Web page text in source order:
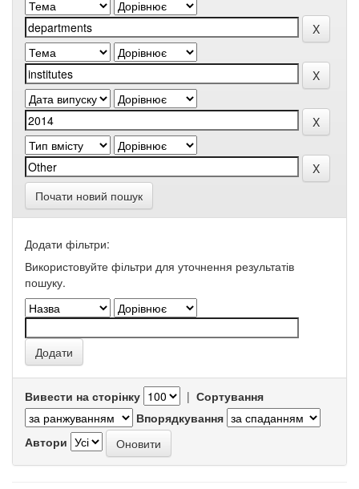
Почати новий пошук
Додати фільтри:
Використовуйте фільтри для уточнення результатів
пошуку.
Вивести на сторінку | Сортування
Впорядкування
Автори